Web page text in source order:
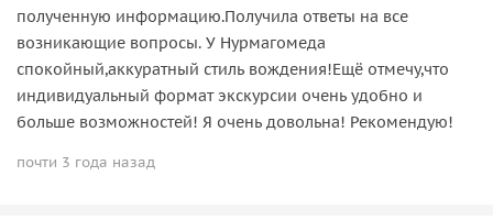
полученную информацию.Получила ответы на все
возникающие вопросы. У Нурмагомеда
спокойный,аккуратный стиль вождения!Ещё отмечу,что
индивидуальный формат экскурсии очень удобно и
больше возможностей! Я очень довольна! Рекомендую!
почти 3 года назад